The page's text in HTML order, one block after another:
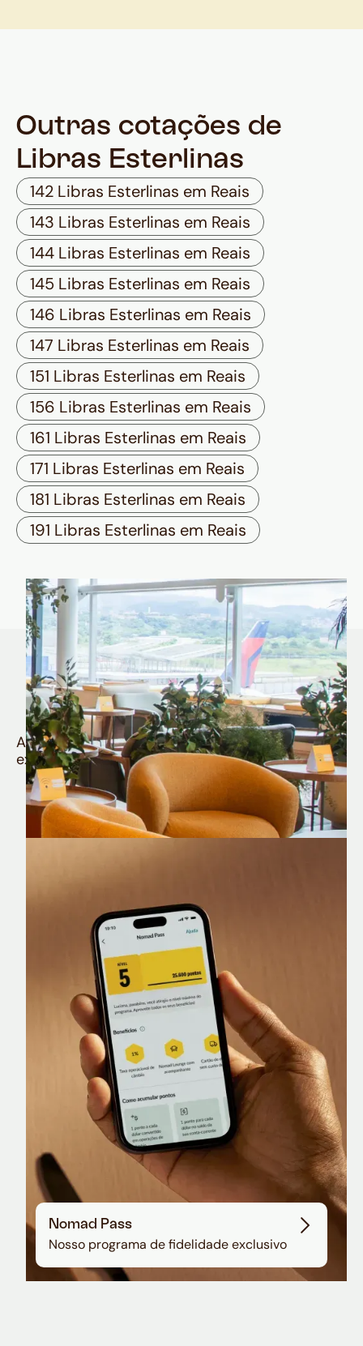
Outras cotações de
Libras Esterlinas
142 Libras Esterlinas em Reais
143 Libras Esterlinas em Reais
144 Libras Esterlinas em Reais
145 Libras Esterlinas em Reais
146 Libras Esterlinas em Reais
147 Libras Esterlinas em Reais
151 Libras Esterlinas em Reais
156 Libras Esterlinas em Reais
161 Libras Esterlinas em Reais
171 Libras Esterlinas em Reais
181 Libras Esterlinas em Reais
191 Libras Esterlinas em Reais
Quem é Nomad tem
muito mais
Aproveite todos os benefícios e vantagens
exclusivas da sua Conta Internacional
Nomad Lounge
Sala VIP no Aeroporto de Guarulhos
Nomad Pass
Nosso programa de fidelidade exclusivo